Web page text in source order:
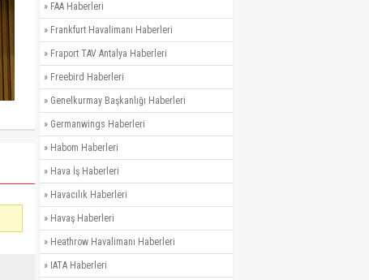
» FAA Haberleri
» Frankfurt Havalimanı Haberleri
» Fraport TAV Antalya Haberleri
» Freebird Haberleri
» Genelkurmay Başkanlığı Haberleri
» Germanwings Haberleri
» Habom Haberleri
» Hava İş Haberleri
» Havacılık Haberleri
» Havaş Haberleri
» Heathrow Havalimanı Haberleri
» IATA Haberleri